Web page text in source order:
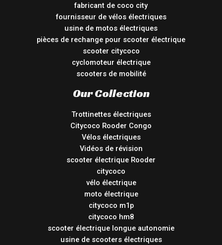
fabricant de coco city
fournisseur de vélos électriques
usine de motos électriques
pièces de rechange pour scooter électrique
scooter citycoco
cyclomoteur électrique
scooters de mobilité
Our Collection
Trottinettes électriques
Citycoco Rooder Congo
Vélos électriques
Vidéos de révision
scooter électrique Rooder
citycoco
vélo électrique
moto électrique
citycoco m1p
citycoco hm8
scooter électrique longue autonomie
usine de scooters électriques